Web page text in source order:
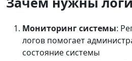
Мониторинг системы:
логов помогает
состояние системы